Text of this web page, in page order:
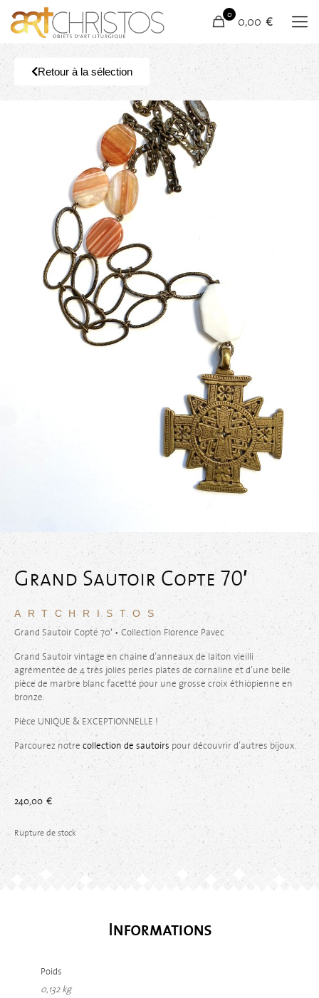
0 0,00 €
Retour à la sélection
Grand Sautoir Copte 70′
ARTCHRISTOS
Grand Sautoir Copte 70′ • Collection Florence Pavec
Grand Sautoir vintage en chaine d’anneaux de laiton vieilli
agrémentée de 4 très jolies perles plates de cornaline et d’une belle
pièce de marbre blanc facetté pour une grosse croix éthiopienne en
bronze.
Pièce UNIQUE & EXCEPTIONNELLE !
Parcourez notrecollection de sautoirspour découvrir d’autres bijoux.
240,00 €
Rupture de stock
Informations
Poids
0,132 kg